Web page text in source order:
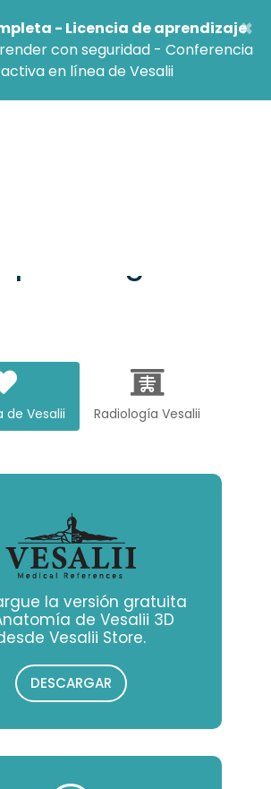
- Licencia de aprendizaje
con seguridad - Conferencia
en línea de Vesalii
×
Vesalii Radiología Vesalii
la versión gratuita
de Vesalii 3D
Vesalii Store.
DESCARGAR